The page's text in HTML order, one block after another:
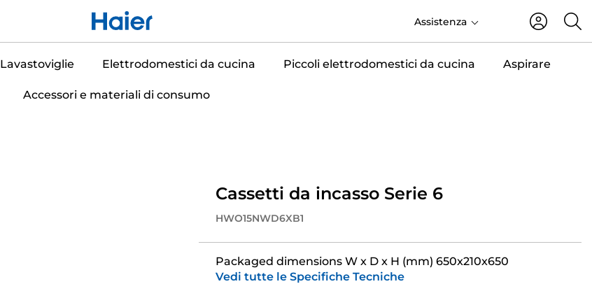
Assistenza
Lavastoviglie Elettrodomestici da cucina Piccoli elettrodomestici da cucina Aspirare
Accessori e materiali di consumo
Cassetti da incasso Serie 6
HWO15NWD6XB1
Packaged dimensions W x D x H (mm) 650x210x650
Vedi tutte le Specifiche Tecniche